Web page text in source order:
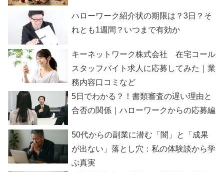
ハローワーク紹介状の期限は？3日？そ
れとも1週間？いつまで有効か
キーネットワーク株式会社 在宅コール
スタッフバイト求人に応募してみた｜業
務内容口コミなど
5日でわかる？！書類審査の遅い理由と
合否の関係｜ハローワークからの応募編
50代からの副業に潜む「闇」と「成果
が出ない」落とし穴：私の体験談から学
ぶ真実